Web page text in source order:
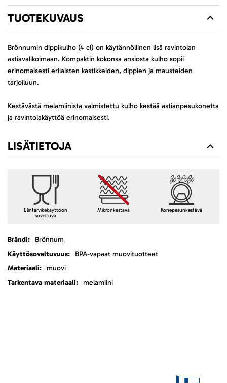
TUOTEKUVAUS
Brönnumin dippikulho (4 cl) on käytännöllinen lisä ravintolan
astiavalikoimaan. Kompaktin kokonsa ansiosta kulho sopii
erinomaisesti erilaisten kastikkeiden, dippien ja mausteiden
tarjoiluun.
Kestävästä melamiinista valmistettu kulho kestää astianpesukonetta
ja ravintolakäyttöä erinomaisesti.
LISÄTIETOJA
Elintarvikekäyttöön
soveltuva
Mikronkestävä Konepesunkestävä
LisätietojaBrönnum
BPA-vapaat muovituotteet
muovi
melamiini